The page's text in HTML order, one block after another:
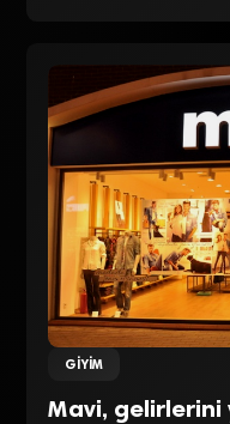
GIYIM
Mavi, gelirlerini